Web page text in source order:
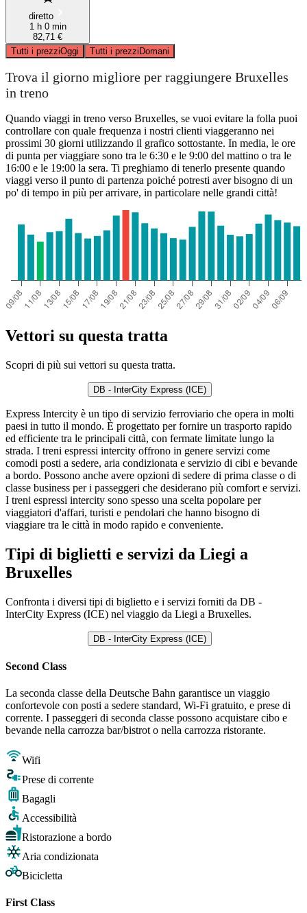
diretto
1 h 0 min
82,71 €
Tutti i prezziOggi Tutti i prezziDomani
Trova il giorno migliore per raggiungere Bruxelles
in treno
Quando viaggi in treno verso Bruxelles, se vuoi evitare la folla puoi
controllare con quale frequenza i nostri clienti viaggeranno nei
prossimi 30 giorni utilizzando il grafico sottostante. In media, le ore
di punta per viaggiare sono tra le 6:30 e le 9:00 del mattino o tra le
16:00 e le 19:00 la sera. Ti preghiamo di tenerlo presente quando
viaggi verso il punto di partenza poiché potresti aver bisogno di un
po' di tempo in più per arrivare, in particolare nelle grandi città!
Vettori su questa tratta
Scopri di più sui vettori su questa tratta.
DB - InterCity Express (ICE)
Express Intercity è un tipo di servizio ferroviario che opera in molti
paesi in tutto il mondo. È progettato per fornire un trasporto rapido
ed efficiente tra le principali città, con fermate limitate lungo la
strada. I treni espressi intercity offrono in genere servizi come
comodi posti a sedere, aria condizionata e servizio di cibi e bevande
a bordo. Possono anche avere opzioni di sedere di prima classe o di
classe business per i passeggeri che desiderano più comfort e servizi.
I treni espressi intercity sono spesso una scelta popolare per
viaggiatori d'affari, turisti e pendolari che hanno bisogno di
viaggiare tra le città in modo rapido e conveniente.
Tipi di biglietti e servizi da Liegi a
Bruxelles
Confronta i diversi tipi di biglietto e i servizi forniti da DB -
InterCity Express (ICE) nel viaggio da Liegi a Bruxelles.
DB - InterCity Express (ICE)
Second Class
La seconda classe della Deutsche Bahn garantisce un viaggio
confortevole con posti a sedere standard, Wi-Fi gratuito, e prese di
corrente. I passeggeri di seconda classe possono acquistare cibo e
bevande nella carrozza bar/bistrot o nella carrozza ristorante.
Wifi
Prese di corrente
Bagagli
Accessibilità
Ristorazione a bordo
Aria condizionata
Bicicletta
First Class